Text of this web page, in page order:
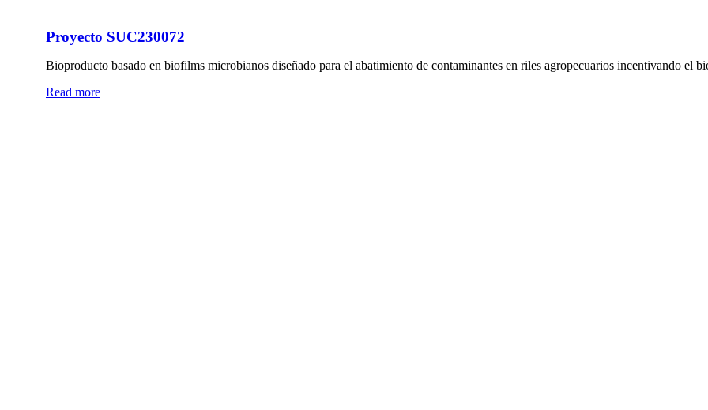
Proyecto SUC230072
Bioproducto basado en biofilms microbianos diseñado para el abatimiento de contaminantes en riles agropecuarios incentivando el
Read more